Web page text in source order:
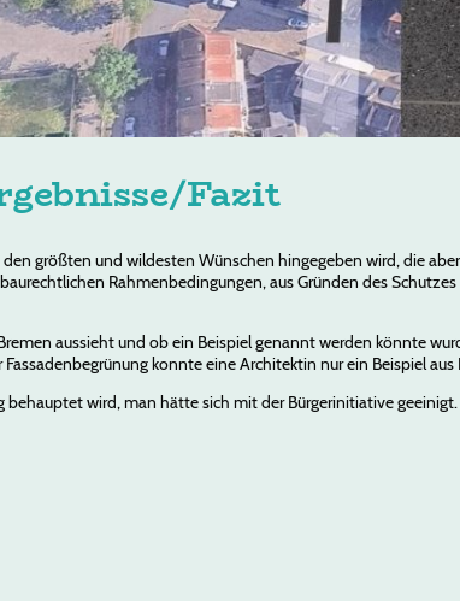
Fazit
größten und wildesten Wünschen hingegeben wird, die
Rahmenbedingungen, aus Gründen des
aussieht und ob ein Beispiel genannt werden könnte
konnte eine Architektin nur ein Beispiel aus
wird, man hätte sich mit der Bürgerinitiative geeinigt.